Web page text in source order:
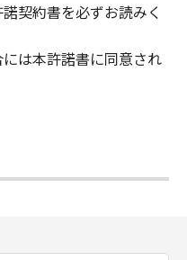
契約書を必ずお読みく
は本許諾書に同意され